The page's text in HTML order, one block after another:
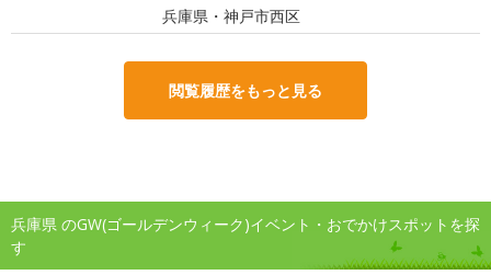
兵庫県・神戸市西区
閲覧履歴をもっと見る
兵庫県 のGW(ゴールデンウィーク)イベント・おでかけスポットを探
す